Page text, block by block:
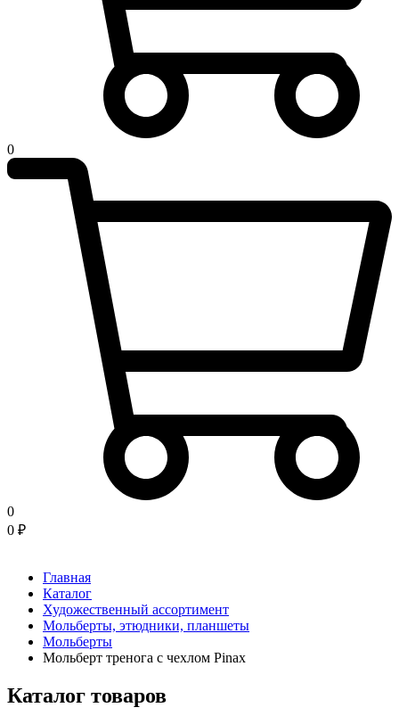
0
0
0 ₽
Главная
Каталог
Художественный ассортимент
Мольберты, этюдники, планшеты
Мольберты
Мольберт тренога с чехлом Pinax
Каталог товаров